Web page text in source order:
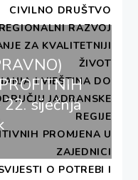
CIVILNO DRUŠTVO
RAZVOJ
ZA KVALITETNIJI
ŽIVOT
I VJEŠTINA DO
JADRANSKE
REGIJE
PROMJENA U
ZAJEDNICI
O POTREBI I
siječnja